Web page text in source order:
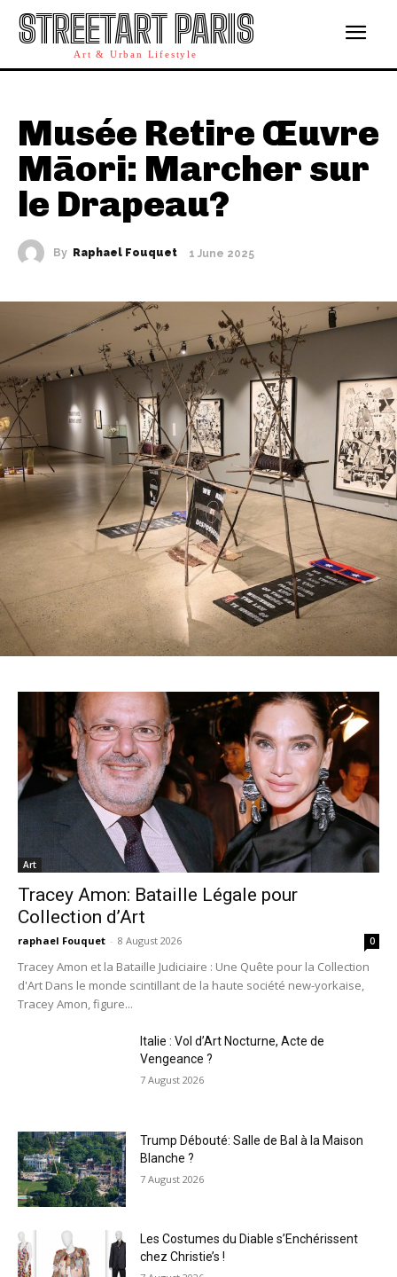
STREETART PARIS
Art & Urban Lifestyle
Musée Retire Œuvre
Māori: Marcher sur
le Drapeau?
By Raphael Fouquet 1 June 2025
Art
Tracey Amon: Bataille Légale pour
Collection d’Art
raphael Fouquet - 8 August 2026 0
Tracey Amon et la Bataille Judiciaire : Une Quête pour la Collection
d'Art Dans le monde scintillant de la haute société new-yorkaise,
Tracey Amon, figure...
Italie : Vol d’Art Nocturne, Acte de
Vengeance ?
7 August 2026
Trump Débouté: Salle de Bal à la Maison
Blanche ?
7 August 2026
Les Costumes du Diable s’Enchérissent
chez Christie’s !